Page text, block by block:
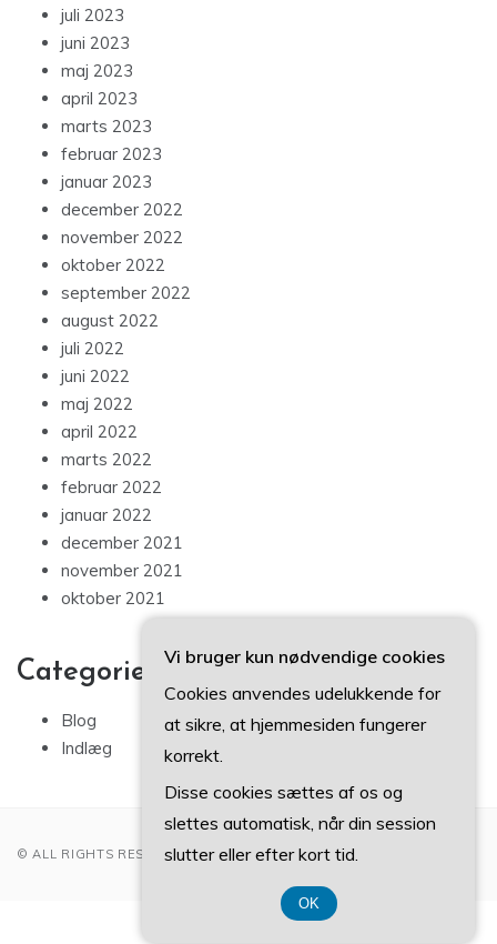
juli 2023
juni 2023
maj 2023
april 2023
marts 2023
februar 2023
januar 2023
december 2022
november 2022
oktober 2022
september 2022
august 2022
juli 2022
juni 2022
maj 2022
april 2022
marts 2022
februar 2022
januar 2022
december 2021
november 2021
oktober 2021
Categories
Blog
Indlæg
© ALL RIGHTS RESERVED 2022
Vi bruger kun nødvendige cookies
Cookies anvendes udelukkende for
at sikre, at hjemmesiden fungerer
korrekt.
Disse cookies sættes af os og
slettes automatisk, når din session
slutter eller efter kort tid.
OK